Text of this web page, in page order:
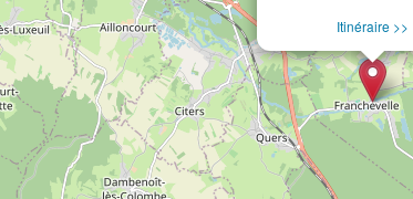
Itinéraire >>